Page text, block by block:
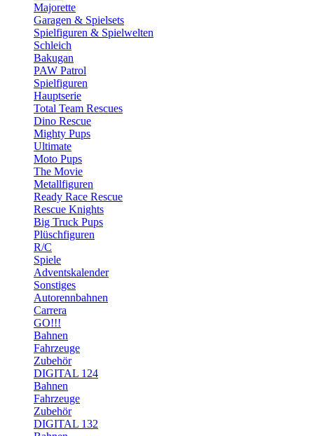
Majorette
Garagen & Spielsets
Spielfiguren & Spielwelten
Schleich
Bakugan
PAW Patrol
Spielfiguren
Hauptserie
Total Team Rescues
Dino Rescue
Mighty Pups
Ultimate
Moto Pups
The Movie
Metallfiguren
Ready Race Rescue
Rescue Knights
Big Truck Pups
Plüschfiguren
R/C
Spiele
Adventskalender
Sonstiges
Autorennbahnen
Carrera
GO!!!
Bahnen
Fahrzeuge
Zubehör
DIGITAL 124
Bahnen
Fahrzeuge
Zubehör
DIGITAL 132